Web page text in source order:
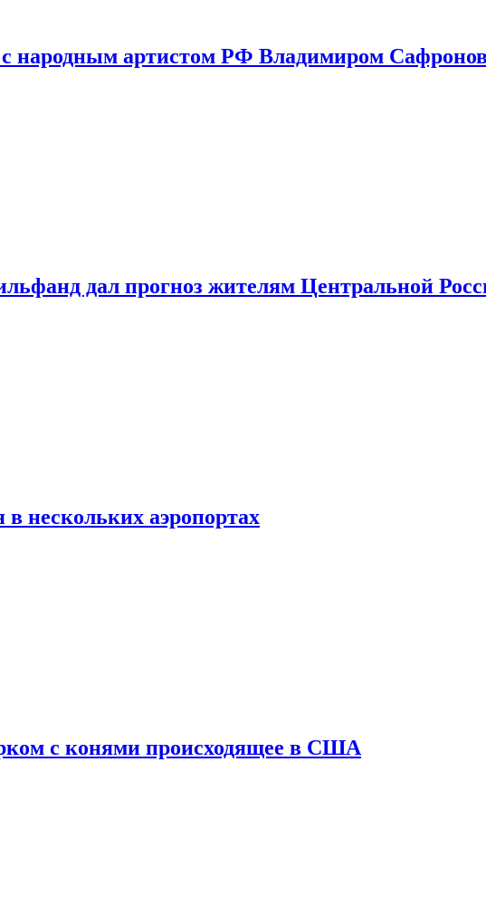
с народным артистом РФ Владимиром
дал прогноз жителям Центральной
нескольких аэропортах
с конями происходящее в США